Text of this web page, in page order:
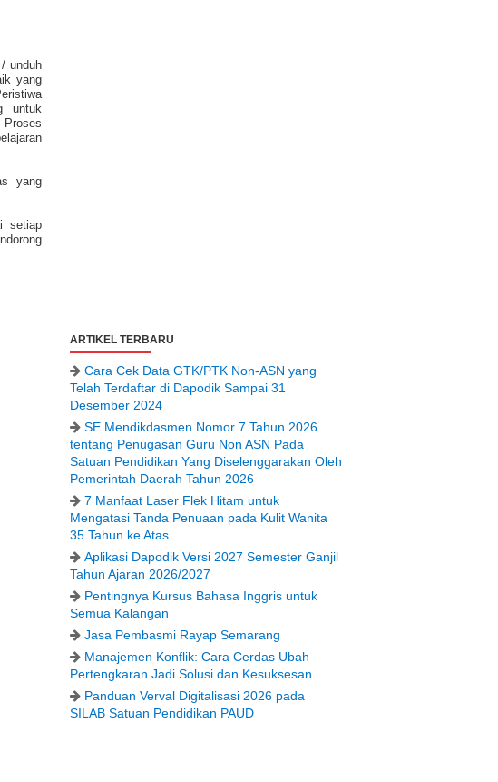
unduh
yang
untuk
yang
setiap
ARTIKEL TERBARU
Cara Cek Data GTK/PTK Non-ASN yang
Telah Terdaftar di Dapodik Sampai 31
Desember 2024
SE Mendikdasmen Nomor 7 Tahun 2026
tentang Penugasan Guru Non ASN Pada
Satuan Pendidikan Yang Diselenggarakan Oleh
Pemerintah Daerah Tahun 2026
7 Manfaat Laser Flek Hitam untuk
Mengatasi Tanda Penuaan pada Kulit Wanita
35 Tahun ke Atas
Aplikasi Dapodik Versi 2027 Semester Ganjil
Tahun Ajaran 2026/2027
Pentingnya Kursus Bahasa Inggris untuk
Semua Kalangan
Jasa Pembasmi Rayap Semarang
Manajemen Konflik: Cara Cerdas Ubah
Pertengkaran Jadi Solusi dan Kesuksesan
Panduan Verval Digitalisasi 2026 pada
SILAB Satuan Pendidikan PAUD